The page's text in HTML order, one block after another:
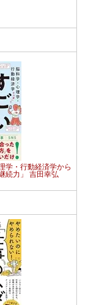
学・行動経済学から
続力」 吉田幸弘